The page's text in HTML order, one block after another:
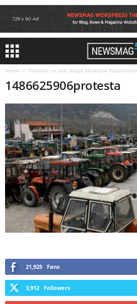
Home Proteste ne kufi, bujqit bllokojne Kapshiticen
1486625906protesta
21,925 Fans
3,912 Followers